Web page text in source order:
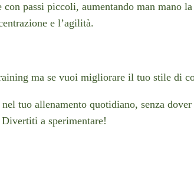
passi piccoli, aumentando man mano
e l’agilità.
ma se vuoi migliorare il tuo stile di
tuo allenamento quotidiano, senza
a sperimentare!